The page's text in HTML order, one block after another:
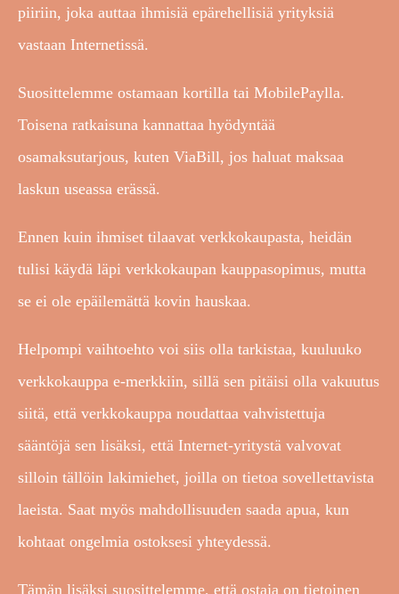
piiriin, joka auttaa ihmisiä epärehellisiä yrityksiä
vastaan Internetissä.
Suosittelemme ostamaan kortilla tai MobilePaylla.
Toisena ratkaisuna kannattaa hyödyntää
osamaksutarjous, kuten ViaBill, jos haluat maksaa
laskun useassa erässä.
Ennen kuin ihmiset tilaavat verkkokaupasta, heidän
tulisi käydä läpi verkkokaupan kauppasopimus, mutta
se ei ole epäilemättä kovin hauskaa.
Helpompi vaihtoehto voi siis olla tarkistaa, kuuluuko
verkkokauppa e-merkkiin, sillä sen pitäisi olla vakuutus
siitä, että verkkokauppa noudattaa vahvistettuja
sääntöjä sen lisäksi, että Internet-yritystä valvovat
silloin tällöin lakimiehet, joilla on tietoa sovellettavista
laeista. Saat myös mahdollisuuden saada apua, kun
kohtaat ongelmia ostoksesi yhteydessä.
Tämän lisäksi suosittelemme, että ostaja on tietoinen